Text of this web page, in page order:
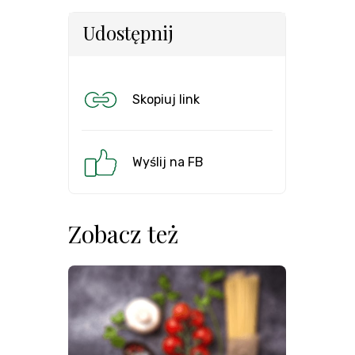
Udostępnij
Skopiuj link
Wyślij na FB
Zobacz też